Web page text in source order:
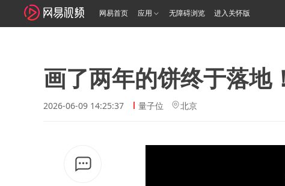
网易首页 应用 无障碍浏览 进入关怀版
画了两年的饼终于落地
2026-06-09 14:25:37 量子位 北京